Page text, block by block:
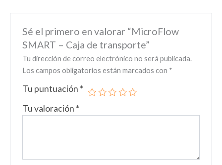
Sé el primero en valorar “MicroFlow
SMART – Caja de transporte”
Tu dirección de correo electrónico no será publicada.
Los campos obligatorios están marcados con *
Tu puntuación *
Tu valoración *